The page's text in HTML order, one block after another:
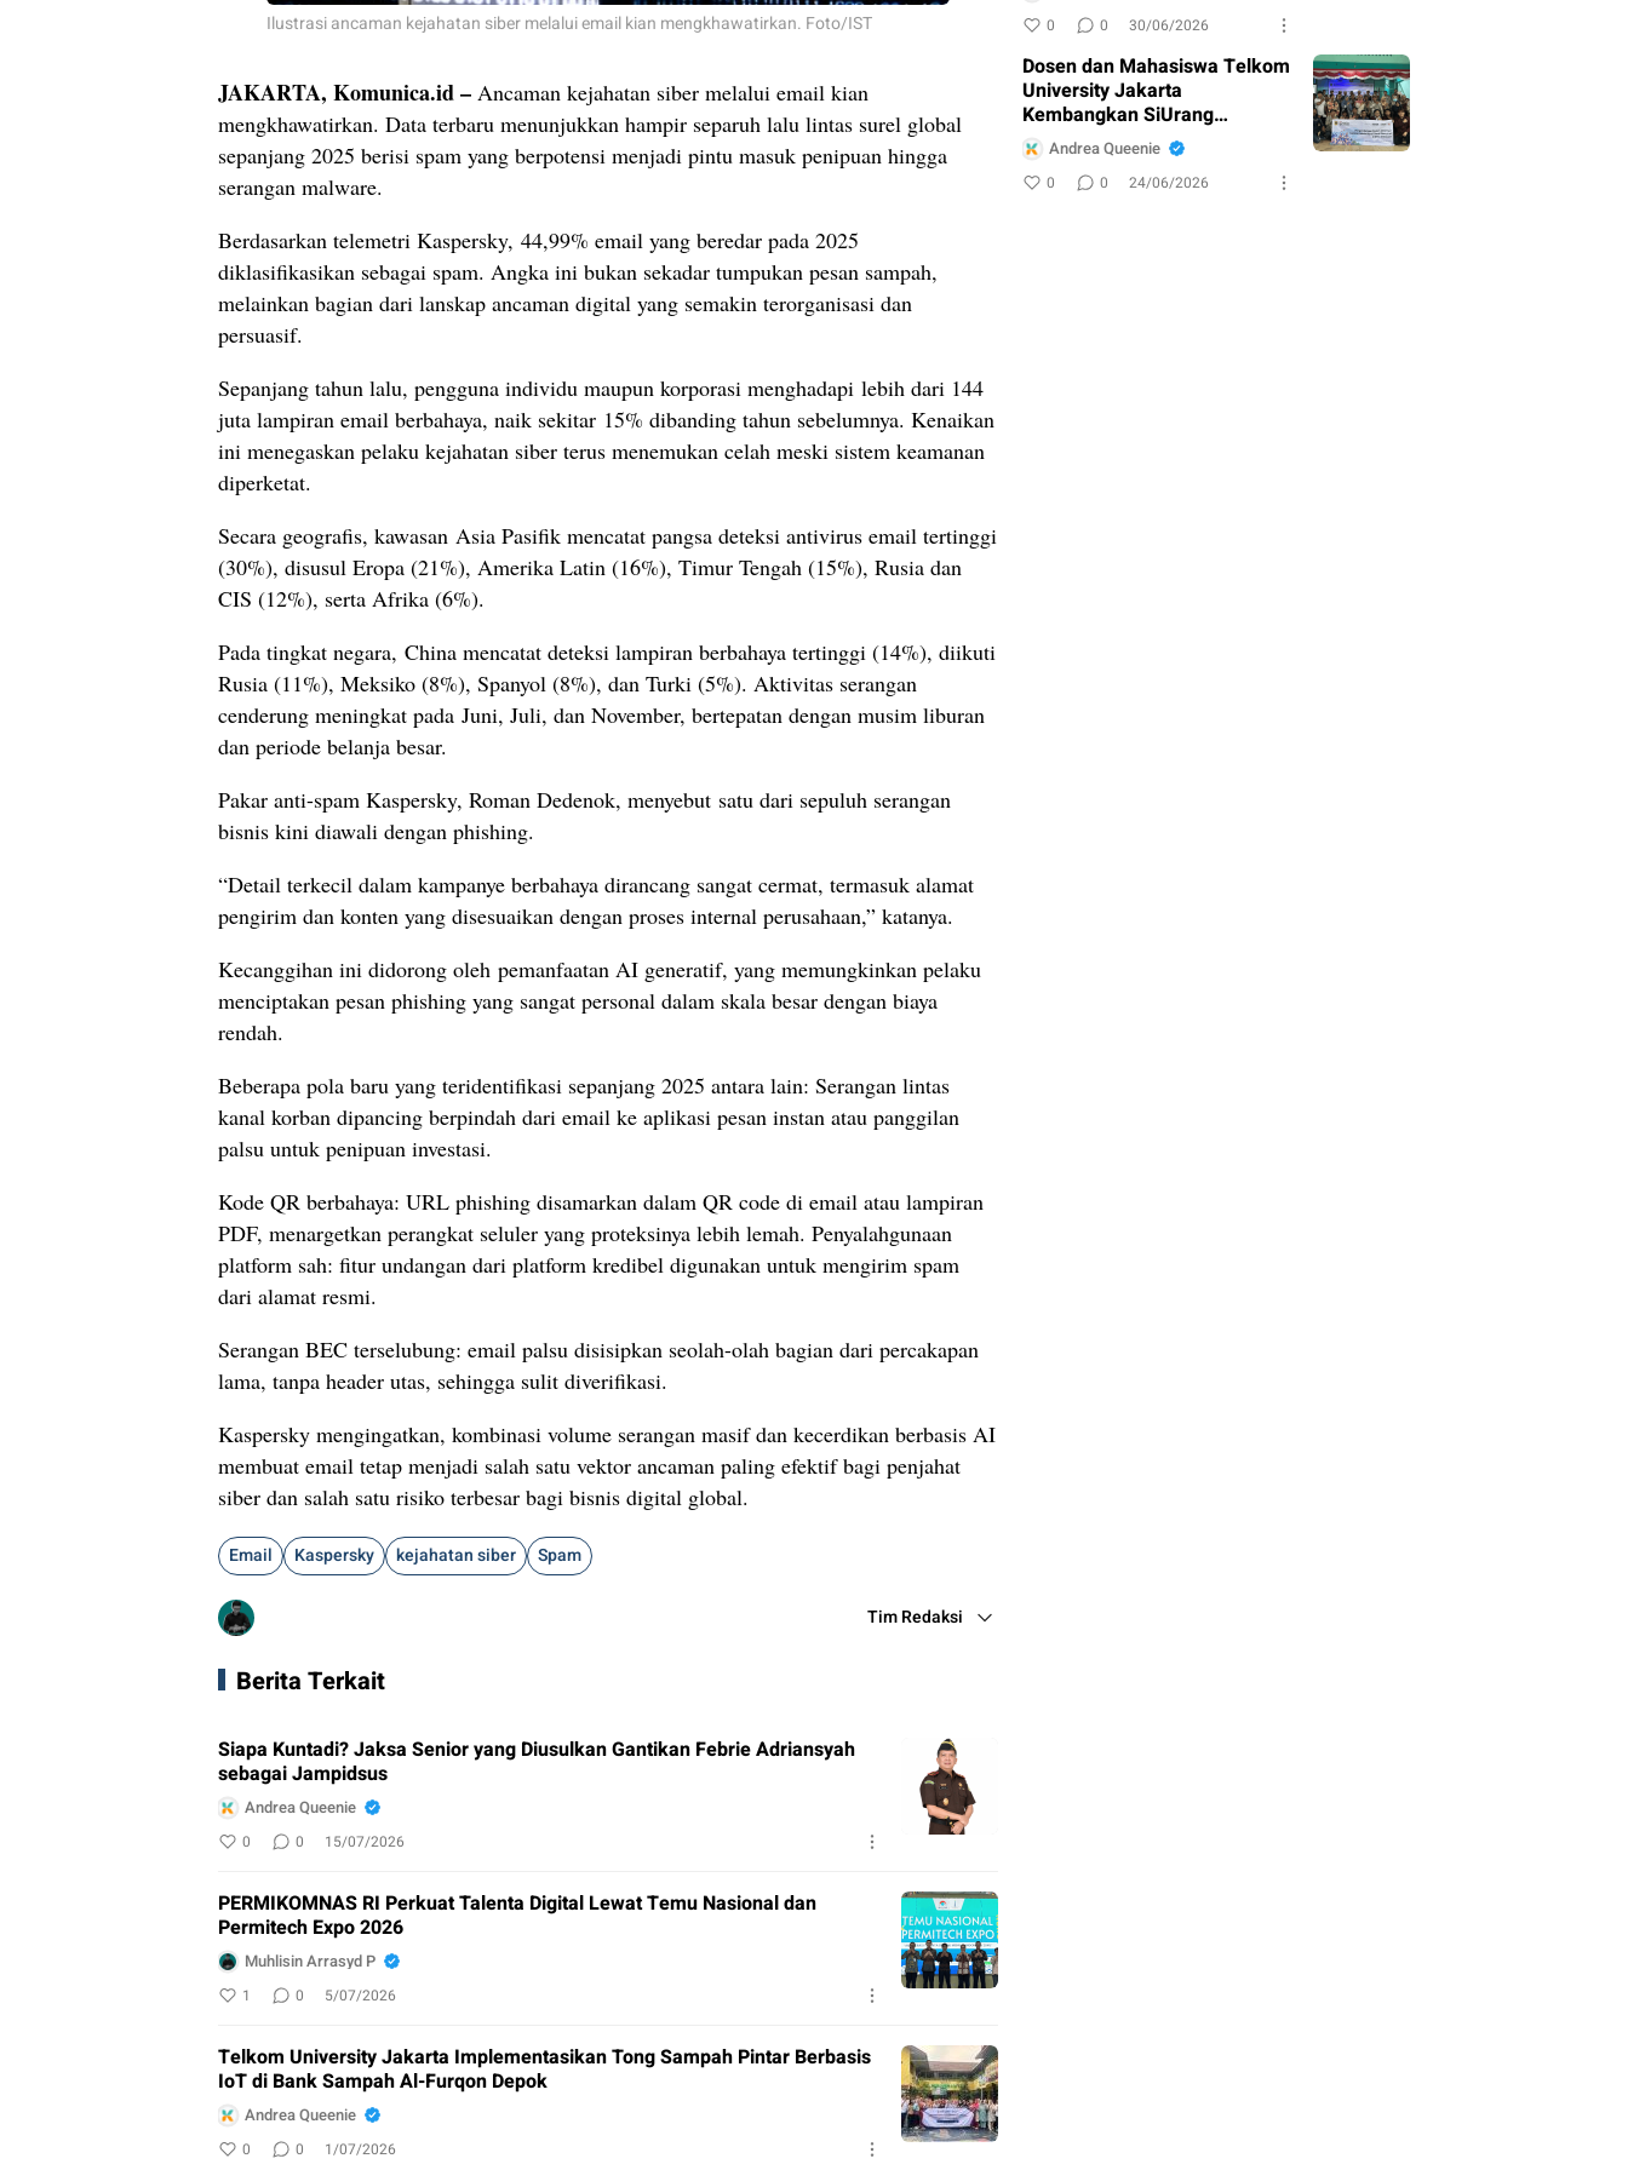
Ilustrasi ancaman kejahatan siber melalui email kian mengkhawatirkan. Foto/IST
JAKARTA, Komunica.id – Ancaman kejahatan siber melalui email kian
mengkhawatirkan. Data terbaru menunjukkan hampir separuh lalu lintas surel global
sepanjang 2025 berisi spam yang berpotensi menjadi pintu masuk penipuan hingga
serangan malware.
Berdasarkan telemetri Kaspersky, 44,99% email yang beredar pada 2025
diklasifikasikan sebagai spam. Angka ini bukan sekadar tumpukan pesan sampah,
melainkan bagian dari lanskap ancaman digital yang semakin terorganisasi dan
persuasif.
Sepanjang tahun lalu, pengguna individu maupun korporasi menghadapi lebih dari 144
juta lampiran email berbahaya, naik sekitar 15% dibanding tahun sebelumnya. Kenaikan
ini menegaskan pelaku kejahatan siber terus menemukan celah meski sistem keamanan
diperketat.
Secara geografis, kawasan Asia Pasifik mencatat pangsa deteksi antivirus email tertinggi
(30%), disusul Eropa (21%), Amerika Latin (16%), Timur Tengah (15%), Rusia dan
CIS (12%), serta Afrika (6%).
Pada tingkat negara, China mencatat deteksi lampiran berbahaya tertinggi (14%), diikuti
Rusia (11%), Meksiko (8%), Spanyol (8%), dan Turki (5%). Aktivitas serangan
cenderung meningkat pada Juni, Juli, dan November, bertepatan dengan musim liburan
dan periode belanja besar.
Pakar anti-spam Kaspersky, Roman Dedenok, menyebut satu dari sepuluh serangan
bisnis kini diawali dengan phishing.
“Detail terkecil dalam kampanye berbahaya dirancang sangat cermat, termasuk alamat
pengirim dan konten yang disesuaikan dengan proses internal perusahaan,” katanya.
Kecanggihan ini didorong oleh pemanfaatan AI generatif, yang memungkinkan pelaku
menciptakan pesan phishing yang sangat personal dalam skala besar dengan biaya
rendah.
Beberapa pola baru yang teridentifikasi sepanjang 2025 antara lain: Serangan lintas
kanal korban dipancing berpindah dari email ke aplikasi pesan instan atau panggilan
palsu untuk penipuan investasi.
Kode QR berbahaya: URL phishing disamarkan dalam QR code di email atau lampiran
PDF, menargetkan perangkat seluler yang proteksinya lebih lemah. Penyalahgunaan
platform sah: fitur undangan dari platform kredibel digunakan untuk mengirim spam
dari alamat resmi.
Serangan BEC terselubung: email palsu disisipkan seolah-olah bagian dari percakapan
lama, tanpa header utas, sehingga sulit diverifikasi.
Kaspersky mengingatkan, kombinasi volume serangan masif dan kecerdikan berbasis AI
membuat email tetap menjadi salah satu vektor ancaman paling efektif bagi penjahat
siber dan salah satu risiko terbesar bagi bisnis digital global.
Email Kaspersky kejahatan siber Spam
Tim Redaksi
Berita Terkait
Siapa Kuntadi? Jaksa Senior yang Diusulkan Gantikan Febrie Adriansyah
sebagai Jampidsus
Andrea Queenie
0 0 15/07/2026
PERMIKOMNAS RI Perkuat Talenta Digital Lewat Temu Nasional dan
Permitech Expo 2026
Muhlisin Arrasyd P
1 0 5/07/2026
Telkom University Jakarta Implementasikan Tong Sampah Pintar Berbasis
IoT di Bank Sampah Al-Furqon Depok
Andrea Queenie
0 0 1/07/2026
Konten Visual
0 0 30/06/2026
Dosen dan Mahasiswa Telkom
University Jakarta
Kembangkan SiUrang
Ciasmara untuk Percepat
Layanan Administrasi Desa
Andrea Queenie
0 0 24/06/2026